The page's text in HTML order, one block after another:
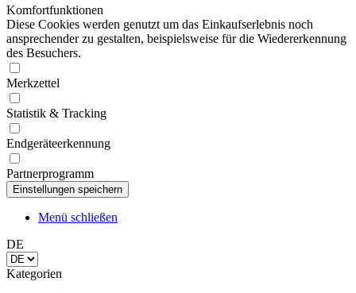
Komfortfunktionen
Diese Cookies werden genutzt um das Einkaufserlebnis noch
ansprechender zu gestalten, beispielsweise für die Wiedererkennung
des Besuchers.
Merkzettel
Statistik & Tracking
Endgeräteerkennung
Partnerprogramm
Menü schließen
DE
Kategorien